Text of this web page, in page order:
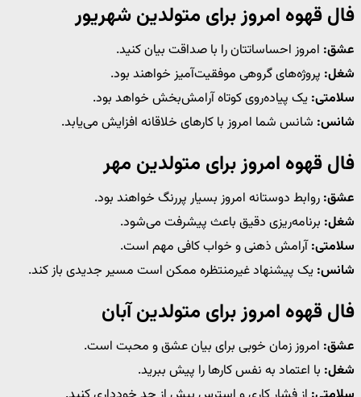
فال قهوه امروز برای متولدین شهریور
عشق: امروز احساساتتان را با صداقت بیان کنید.
شغل: پروژه‌های گروهی موفقیت‌آمیز خواهند بود.
سلامتی: یک پیاده‌روی کوتاه آرامش‌بخش خواهد بود.
شانس: شانس شما امروز با کارهای خلاقانه افزایش می‌یابد.
فال قهوه امروز برای متولدین مهر
عشق: روابط دوستانه امروز بسیار پررنگ خواهند بود.
شغل: برنامه‌ریزی دقیق باعث پیشرفت می‌شود.
سلامتی:آرامش ذهنی و خواب کافی مهم است.
شانس: یک پیشنهاد غیرمنتظره ممکن است مسیر جدیدی باز کند.
فال قهوه امروز برای متولدین آبان
عشق: امروز زمان خوبی برای بیان عشق و محبت است.
شغل: با اعتماد به نفس کارها را پیش ببرید.